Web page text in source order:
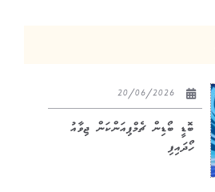
ބޮޑީ ބޯޑިން ޗެމްޕިއަންކަން ޖިވާއު
ހޯދައިފި